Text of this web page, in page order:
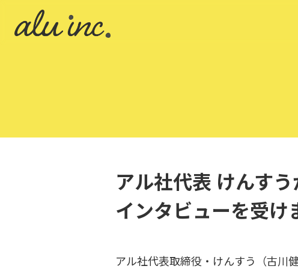
アル社代表 けんす
インタビューを受け
アル社代表取締役・けんすう（古川